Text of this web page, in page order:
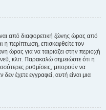
από διαφορετική ζώνης ώρας από
η περίπτωση, επισκεφθείτε τον
ώρας για να ταιριάζει στην περιοχή
κλπ. Παρακαλώ σημειώστε ότι η
ρυθμίσεις, μπορούν να
έχετε εγγραφεί, αυτή είναι μια